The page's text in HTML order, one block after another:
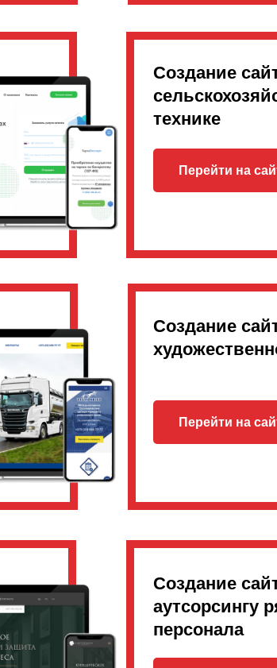
Создание
технике
Перейти на
Создание
Перейти на
Создание
аутсорсингу
персонала